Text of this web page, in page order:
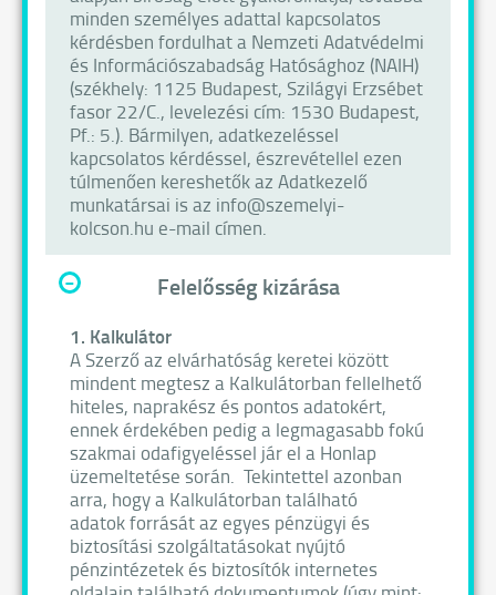
minden személyes adattal kapcsolatos
kérdésben fordulhat a Nemzeti Adatvédelmi
és Információszabadság Hatósághoz (NAIH)
(székhely: 1125 Budapest, Szilágyi Erzsébet
fasor 22/C., levelezési cím: 1530 Budapest,
Pf.: 5.). Bármilyen, adatkezeléssel
kapcsolatos kérdéssel, észrevétellel ezen
túlmenően kereshetők az Adatkezelő
munkatársai is az info@szemelyi-
kolcson.hu e-mail címen.
- Felelősség kizárása
1. Kalkulátor
A Szerző az elvárhatóság keretei között
mindent megtesz a Kalkulátorban fellelhető
hiteles, naprakész és pontos adatokért,
ennek érdekében pedig a legmagasabb fokú
szakmai odafigyeléssel jár el a Honlap
üzemeltetése során. Tekintettel azonban
arra, hogy a Kalkulátorban található
adatok forrását az egyes pénzügyi és
biztosítási szolgáltatásokat nyújtó
pénzintézetek és biztosítók internetes